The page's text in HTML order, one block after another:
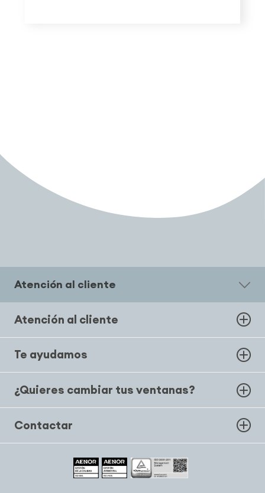
Atención al cliente
Atención al cliente
Te ayudamos
¿Quieres cambiar tus ventanas?
Contactar